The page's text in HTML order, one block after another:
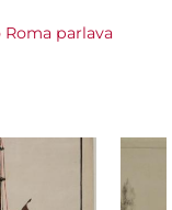
parlava